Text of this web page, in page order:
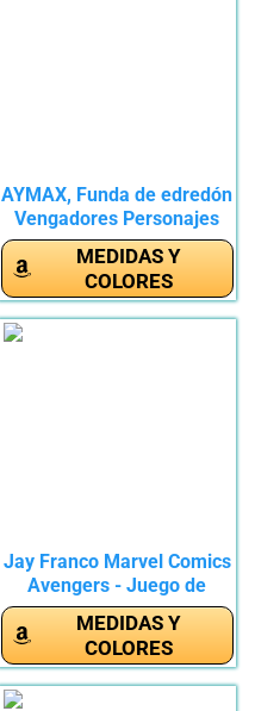
AYMAX, Funda de edredón
Vengadores Personajes
de...
MEDIDAS Y
COLORES
Jay Franco Marvel Comics
Avengers - Juego de
funda...
MEDIDAS Y
COLORES